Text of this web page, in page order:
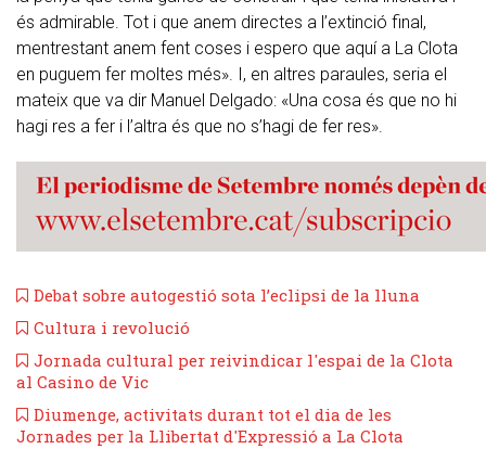
és admirable. Tot i que anem directes a l’extinció final,
mentrestant anem fent coses i espero que aquí a La Clota
en puguem fer moltes més». I, en altres paraules, seria el
mateix que va dir Manuel Delgado: «Una cosa és que no hi
hagi res a fer i l’altra és que no s’hagi de fer res».
Debat sobre autogestió sota l’eclipsi de la lluna
Cultura i revolució
Jornada cultural per reivindicar l'espai de la Clota
al Casino de Vic
Diumenge, activitats durant tot el dia de les
Jornades per la Llibertat d'Expressió a La Clota